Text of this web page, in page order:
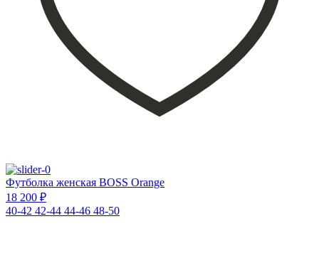
Футболка женская BOSS Orange
18 200 ₽
40-42 42-44 44-46 48-50